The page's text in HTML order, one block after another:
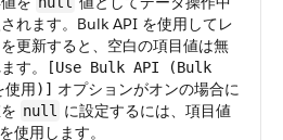
れます。Bulk API を使用してレ
更新すると、空白の項目値は無
す。
[Use Bulk API (Bulk
使用)] オプションがオンの場合に
null に設定するには、項目値
を使用します。